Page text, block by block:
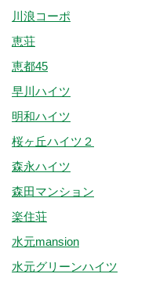
川浪コーポ
恵荘
恵都45
早川ハイツ
明和ハイツ
桜ヶ丘ハイツ２
森永ハイツ
森田マンション
楽住荘
水元mansion
水元グリーンハイツ